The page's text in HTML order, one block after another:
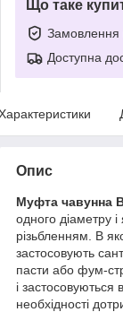
Що таке
Замовлення
Доступна
Опис
Муфта чавунна
одного діаметру
різьбленням. В
застосовують
пасти або фум-
і
необхідності